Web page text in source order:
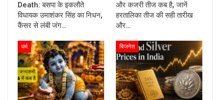
Death: बसपा के इकलौते
विधायक उमाशंकर सिंह का निधन,
कैंसर से लंबी जंग…
और कजरी तीज कब है, जानें
हरतालिका तीज की सही तारीख
और…
धर्म बिजनेस